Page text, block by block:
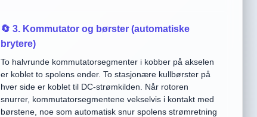
🔄 3. Kommutator og børster (automatiske
brytere)
To halvrunde kommutatorsegmenter i kobber på akselen
er koblet to spolens ender. To stasjonære kullbørster på
hver side er koblet til DC-strømkilden. Når rotoren
snurrer, kommutatorsegmentene vekselvis i kontakt med
børstene, noe som automatisk snur spolens strømretning